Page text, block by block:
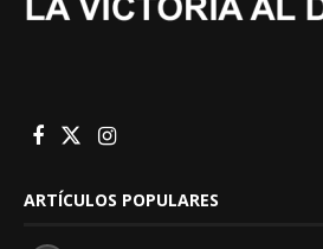
ARTÍCULOS POPULARES